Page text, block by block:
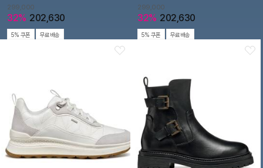
299,000
32% 202,630
5% 쿠폰 무료배송
299,000
32% 202,630
5% 쿠폰 무료배송